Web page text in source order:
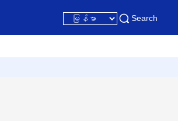
Search